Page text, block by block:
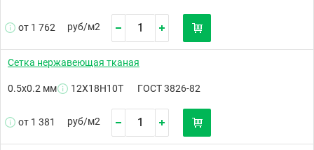
от 1 762 руб/м2
Сетка нержавеющая тканая
0.5х0.2 мм 12Х18Н10Т ГОСТ 3826-82
от 1 381 руб/м2